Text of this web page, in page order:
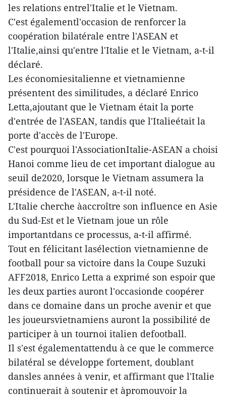
les relations entrel'Italie et le Vietnam.
C'est égalementl'occasion de renforcer la
coopération bilatérale entre l'ASEAN et
l'Italie,ainsi qu'entre l'Italie et le Vietnam, a-t-il
déclaré.
Les économiesitalienne et vietnamienne
présentent des similitudes, a déclaré Enrico
Letta,ajoutant que le Vietnam était la porte
d'entrée de l'ASEAN, tandis que l'Italieétait la
porte d'accès de l'Europe.
C'est pourquoi l'AssociationItalie-ASEAN a choisi
Hanoi comme lieu de cet important dialogue au
seuil de2020, lorsque le Vietnam assumera la
présidence de l'ASEAN, a-t-il noté.
L'Italie cherche àaccroître son influence en Asie
du Sud-Est et le Vietnam joue un rôle
importantdans ce processus, a-t-il affirmé.
Tout en félicitant lasélection vietnamienne de
football pour sa victoire dans la Coupe Suzuki
AFF2018, Enrico Letta a exprimé son espoir que
les deux parties auront l'occasionde coopérer
dans ce domaine dans un proche avenir et que
les joueursvietnamiens auront la possibilité de
participer à un tournoi italien defootball.
Il s'est égalementattendu à ce que le commerce
bilatéral se développe fortement, doublant
dansles années à venir, et affirmant que l'Italie
continuerait à soutenir et àpromouvoir la